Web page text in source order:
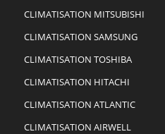
CLIMATISATION MITSUBISHI
CLIMATISATION SAMSUNG
CLIMATISATION TOSHIBA
CLIMATISATION HITACHI
CLIMATISATION ATLANTIC
CLIMATISATION AIRWELL